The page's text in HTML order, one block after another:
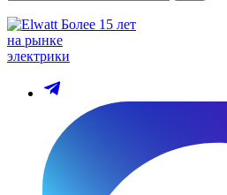
Более 15 лет
на рынке
электрики